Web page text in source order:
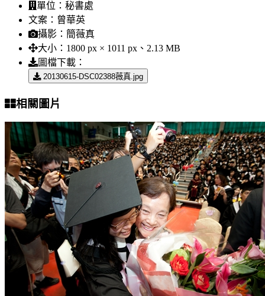
單位： 秘書處
文案： 曾華英
攝影： 簡薇真
大小： 1800 px × 1011 px、2.13 MB
圖檔下載：
20130615-DSC02388薇真.jpg
相關圖片